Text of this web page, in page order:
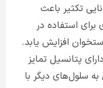
تکثیر باعث
استفاده در
افزایش یابد.
پتانسیل تمایز
سلول‌های دیگر با